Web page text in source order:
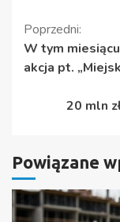
czytanie
Poprzedni:
W tym
akcja pt.
20 mln
Powiązane